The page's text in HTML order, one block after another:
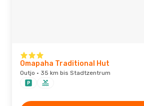
Omapaha Traditional Hut
Outjo · 35 km bis Stadtzentrum